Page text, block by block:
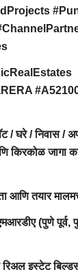
घरे / निवास /
किरकोळ जागा
आणि तयार
(पुणे
इस्टेट